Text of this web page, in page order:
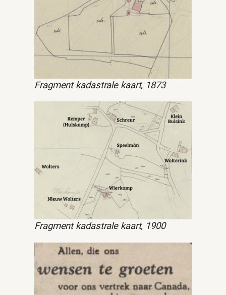
Fragment kadastrale kaart, 1873
Fragment kadastrale kaart, 1900